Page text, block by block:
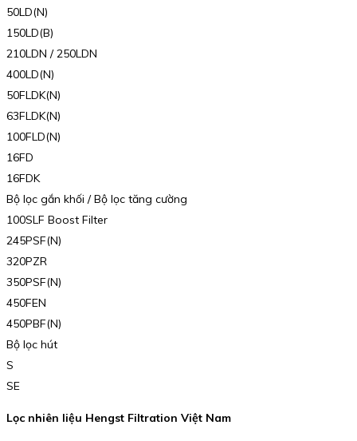
50LD(N)
150LD(B)
210LDN / 250LDN
400LD(N)
50FLDK(N)
63FLDK(N)
100FLD(N)
16FD
16FDK
Bộ lọc gắn khối / Bộ lọc tăng cường
100SLF Boost Filter
245PSF(N)
320PZR
350PSF(N)
450FEN
450PBF(N)
Bộ lọc hút
S
SE
Lọc nhiên liệu Hengst Filtration Việt Nam